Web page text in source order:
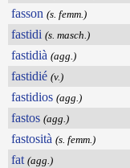
fasson (s. femm.)
fastidi (s. masch.)
fastidià (agg.)
fastidié (v.)
fastidios (agg.)
fastos (agg.)
fastosità (s. femm.)
fat (agg.)